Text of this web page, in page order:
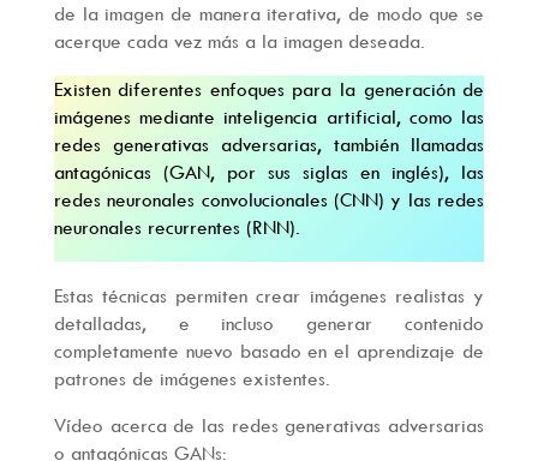
de la imagen de manera iterativa, de modo que se
acerque cada vez más a la imagen deseada.
Existen diferentes enfoques para la generación de
imágenes mediante inteligencia artificial, como las
redes generativas adversarias, también llamadas
antagónicas (GAN, por sus siglas en inglés), las
redes neuronales convolucionales (CNN) y las redes
neuronales recurrentes (RNN).
Estas técnicas permiten crear imágenes realistas y
detalladas, e incluso generar contenido
completamente nuevo basado en el aprendizaje de
patrones de imágenes existentes.
Vídeo acerca de las redes generativas adversarias
o antagónicas GANs: